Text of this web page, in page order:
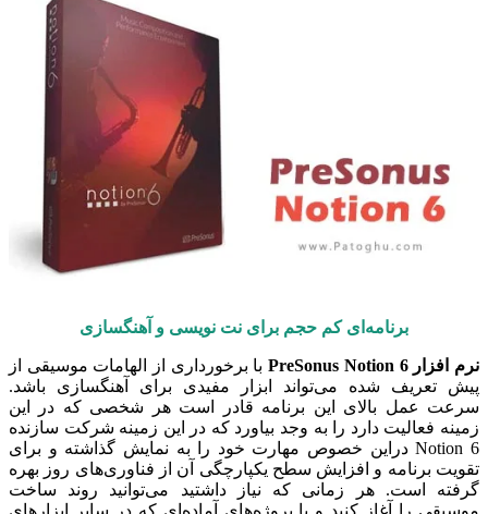
برنامه‌ای کم حجم برای نت نویسی و آهنگسازی
نرم افزار PreSonus Notion 6
با برخورداری از الهامات موسیقی از
پیش تعریف شده می‌تواند ابزار مفیدی برای آهنگسازی باشد.
سرعت عمل بالای این برنامه قادر است هر شخصی که در این
زمینه فعالیت دارد را به وجد بیاورد که در این زمینه شرکت سازنده
Notion 6 دراین خصوص مهارت خود را به نمایش گذاشته و برای
تقویت برنامه و افزایش سطح یکپارچگی آن از فناوری‌های روز بهره
گرفته است. هر زمانی که نیاز داشتید می‌توانید روند ساخت